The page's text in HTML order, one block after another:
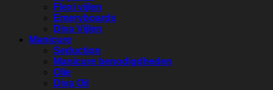
Flexi vijlen
Emeryboards
Diva Vijlen
Manicure
Seduction
Manicure benodigdheden
Olie
Diva Oil